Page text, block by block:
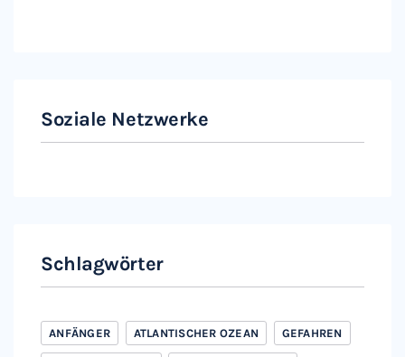
Soziale Netzwerke
Schlagwörter
ANFÄNGER ATLANTISCHER OZEAN GEFAHREN